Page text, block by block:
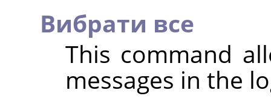
Вибрати все
This command
messages in the